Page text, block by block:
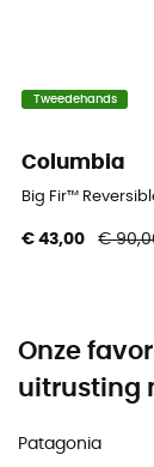
Tweedehands
Columbia
Big Fir™
€ 43,00 €
Onze
uitrusting
Patagonia